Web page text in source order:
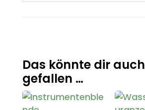
Das könnte dir auch
gefallen …